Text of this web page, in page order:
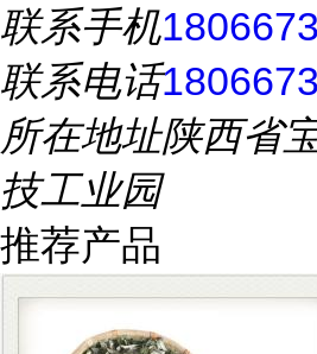
联系手机
联系电话
所在地址陕西省
技工业园
推荐产品